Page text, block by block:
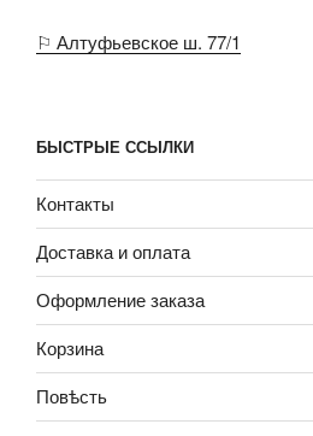
⚐ Алтуфьевское ш. 77/1
БЫСТРЫЕ ССЫЛКИ
Контакты
Доставка и оплата
Оформление заказа
Корзина
Повѣсть